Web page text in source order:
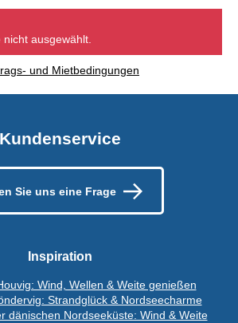
ausgewählt.
und Mietbedingungen
Kundenservice
Sie uns eine Frage
Inspiration
Wind, Wellen & Weite genießen
Strandglück & Nordseecharme
dänischen Nordseeküste: Wind & Weite